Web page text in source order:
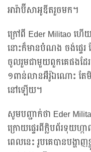
អារ៉ាប៊ីសាអូឌីតរួចមក។
ក្រៅពី Eder Militao ហ
នោះក៏មានបំណង ចង់ផ្ទេរ
ចូលរួមជាមួយពួកគេផងដែ
១ពាន់លានអឺរ៉ូឯណោះ តែ
នៅឡើយ។
សូមបញ្ជាក់ថា Eder
ក្រោយផ្ទេរពីក្លិបព័រទុយហ្
ពេលនេះ រូបគេបានបង្ហ